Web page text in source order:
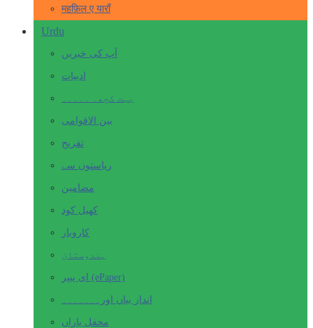
महफ़िल ए याराँ
Urdu
آپ کی خبریں
ادبیات
بہت کچھ۔ ۔۔۔۔۔
بین الاقوامی
تفریح
ریاستوں سے
مضامین
کھیل کود
کاروبار
ہندوستان
ای پیپر (ePaper)
انداز بیاں اور۔۔۔۔۔۔۔
محفل یاراں